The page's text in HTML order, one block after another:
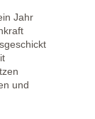
Jahr
und